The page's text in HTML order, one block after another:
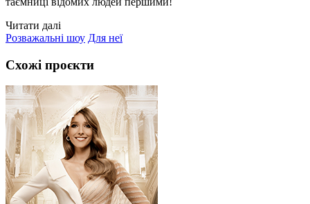
Читати далі
Розважальні шоу Для неї
Схожі проєкти